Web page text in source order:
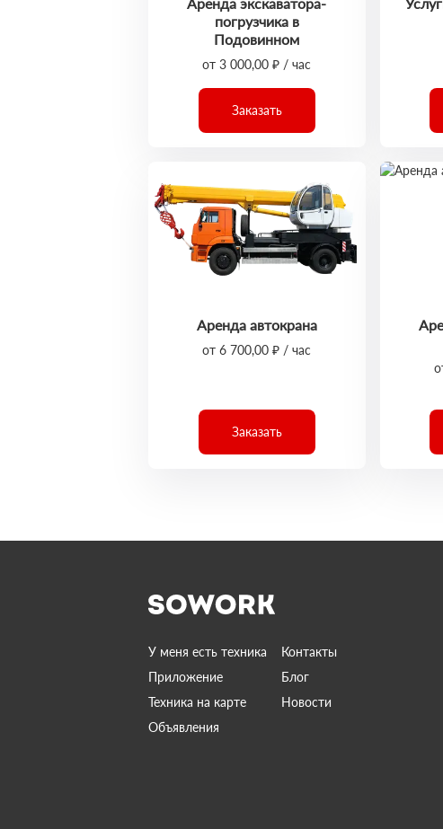
погрузчика в
Подовинном
от 3 000,00 ₽ / час
Заказать
Аренда автокрана
от 6 700,00 ₽ / час
Заказать
У меня есть техника
Контакты
Приложение
Блог
Техника на карте
Новости
Объявления